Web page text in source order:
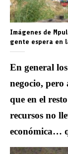
Imágenes de
gente espera en
En general
negocio, pero
que en el
recursos no
económica…